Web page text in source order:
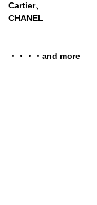
Cartier、
CHANEL
・・・・and more